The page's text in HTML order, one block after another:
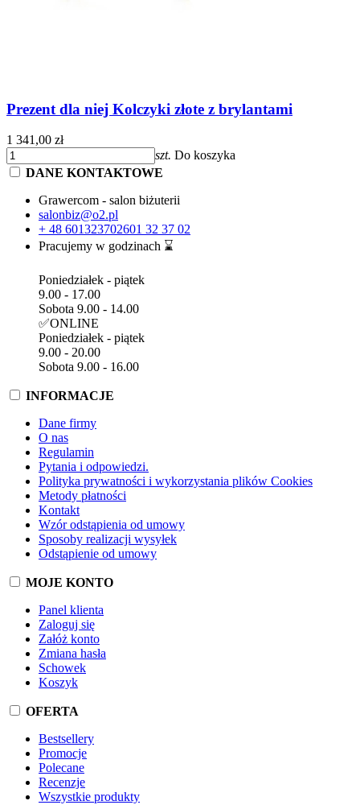
Prezent dla niej Kolczyki złote z brylantami
1 341,00 zł
szt. Do koszyka
DANE KONTAKTOWE
Grawercom - salon biżuterii
salonbiz@o2.pl
+ 48 601323702601 32 37 02
Pracujemy w godzinach ⌛
Poniedziałek - piątek
9.00 - 17.00
Sobota 9.00 - 14.00
✅ONLINE
Poniedziałek - piątek
9.00 - 20.00
Sobota 9.00 - 16.00
INFORMACJE
Dane firmy
O nas
Regulamin
Pytania i odpowiedzi.
Polityka prywatności i wykorzystania plików Cookies
Metody płatności
Kontakt
Wzór odstąpienia od umowy
Sposoby realizacji wysyłek
Odstąpienie od umowy
MOJE KONTO
Panel klienta
Zaloguj się
Załóż konto
Zmiana hasła
Schowek
Koszyk
OFERTA
Bestsellery
Promocje
Polecane
Recenzje
Wszystkie produkty